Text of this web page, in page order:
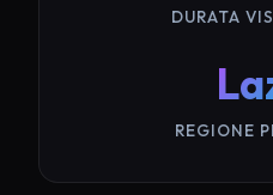
DURATA
REGIONE